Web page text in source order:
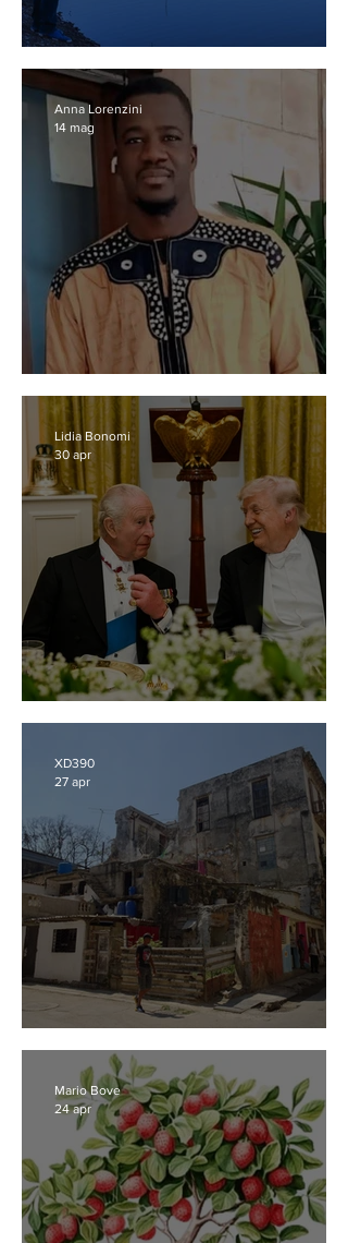
Mens sana in societate sana
La violenza dell'indifferenza
Anna Lorenzini
14 mag
Il discorso del Re
Lidia Bonomi
30 apr
Il nostro impegno per Cuba
XD390
27 apr
Mario Bove
24 apr